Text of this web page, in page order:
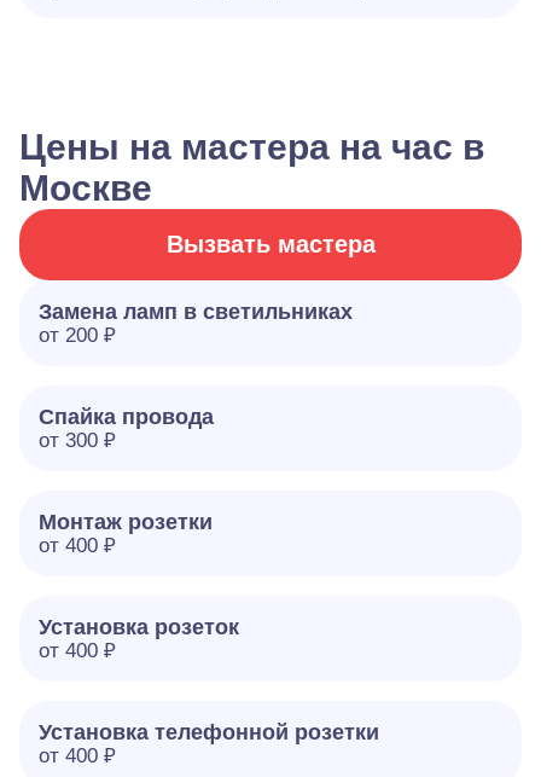
Цены на мастера на час в
Москве
Вызвать мастера
Замена ламп в светильниках
от 200 ₽
Спайка провода
от 300 ₽
Монтаж розетки
от 400 ₽
Установка розеток
от 400 ₽
Установка телефонной розетки
от 400 ₽